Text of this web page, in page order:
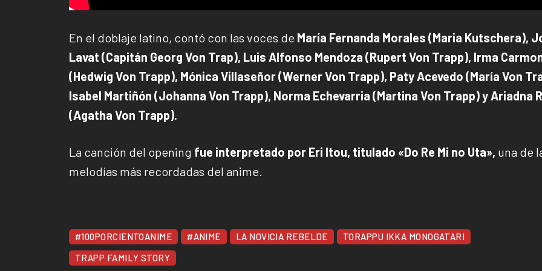
En el doblaje latino, contó con las voces de María Fernanda Morales (Maria Kutschera),
Lavat (Capitán Georg Von Trap), Luis Alfonso Mendoza (Rupert Von Trapp), Irma
(Hedwig Von Trapp), Mónica Villaseñor (Werner Von Trapp), Paty Acevedo (María Von
Isabel Martiñón (Johanna Von Trapp), Norma Echevarria (Martina Von Trapp) y Ariadna
(Agatha Von Trapp).
La canción del opening fue interpretado por Eri Itou, titulado «Do Re Mi no Uta», una de
melodías más recordadas del anime.
#100PORCIENTOANIME #ANIME LA NOVICIA REBELDE
TORAPPU IKKA MONOGATARI
TRAPP FAMILY STORY